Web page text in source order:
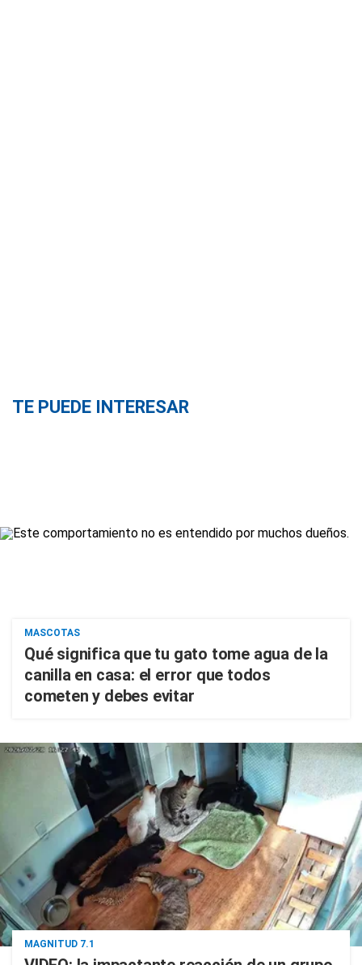
TE PUEDE INTERESAR
MASCOTAS
Qué significa que tu gato tome agua de la
canilla en casa: el error que todos
cometen y debes evitar
MAGNITUD 7.1